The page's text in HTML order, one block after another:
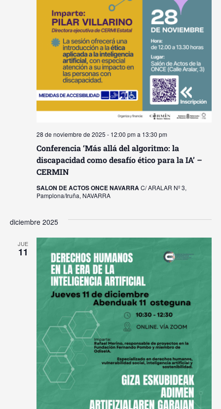
Conferencia ‘Más allá del algoritmo: la
discapacidad como desafío ético para la IA’ –
CERMIN
28 de noviembre de 2025 - 12:00 pma 13:30 pm
SALON DE ACTOS ONCE NAVARRAC/ ARALAR Nº 3,
Pamplona/Iruña, NAVARRA
diciembre 2025
JUE
11